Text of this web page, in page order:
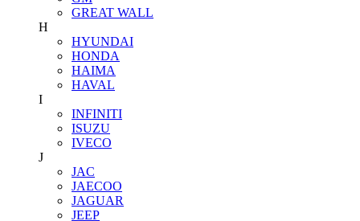
GREAT WALL
H
HYUNDAI
HONDA
HAIMA
HAVAL
I
INFINITI
ISUZU
IVECO
J
JAC
JAECOO
JAGUAR
JEEP